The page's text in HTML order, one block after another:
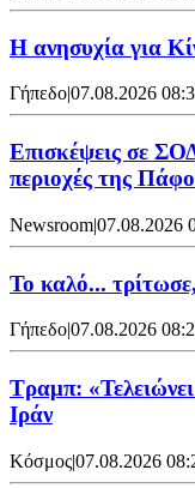
Η ανησυχία για
Γήπεδο|07.08.2026
Επισκέψεις σε
περιοχές της
Newsroom|07.08.2026
Το καλό...
Γήπεδο|07.08.2026
Τραμπ:
Ιράν
Κόσμος|07.08.2026